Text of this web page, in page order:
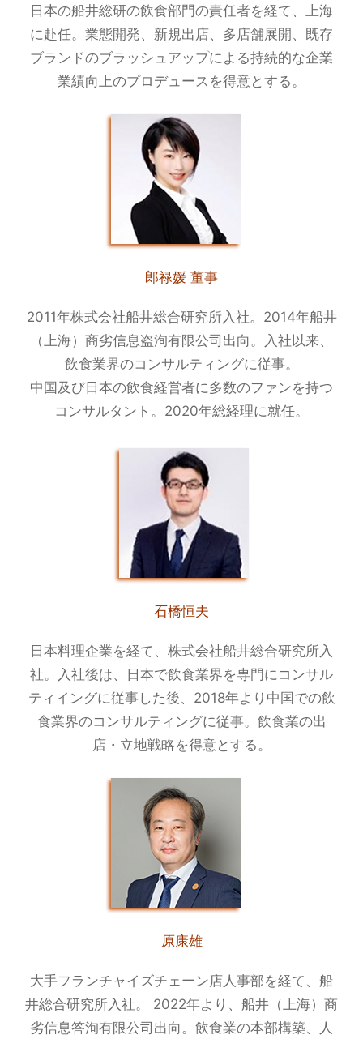
日本の船井総研の飲食部門の責任者を経て、上海
に赴任。業態開発、新規出店、多店舗展開、既存
ブランドのブラッシュアップによる持続的な企業
業績向上のプロデュースを得意とする。
郎禄媛 董事
2011年株式会社船井総合研究所入社。2014年船井
（上海）商劣信息盗洵有限公司出向。入社以来、
飲食業界のコンサルティングに従事。
中国及び日本の飲食経営者に多数のファンを持つ
コンサルタント。2020年総経理に就任。
石橋恒夫
日本料理企業を経て、株式会社船井総合研究所入
社。入社後は、日本で飲食業界を専門にコンサル
ティイングに従事した後、2018年より中国での飲
食業界のコンサルティングに従事。飲食業の出
店・立地戦略を得意とする。
原康雄
大手フランチャイズチェーン店人事部を経て、船
井総合研究所入社。 2022年より、船井（上海）商
劣信息答洵有限公司出向。飲食業の本部構築、人